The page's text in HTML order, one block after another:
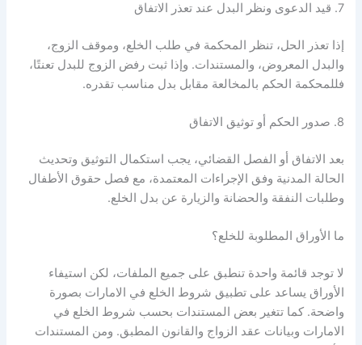
7. قيد الدعوى ونظر البدل عند تعذر الاتفاق
إذا تعذر الحل، تنظر المحكمة في طلب الخلع، وموقف الزوج،
والبدل المعروض، والمستندات. وإذا ثبت رفض الزوج للبدل تعنتًا،
فللمحكمة الحكم بالمخالعة مقابل بدل مناسب تقدره.
8. صدور الحكم أو توثيق الاتفاق
بعد الاتفاق أو الفصل القضائي، يجب استكمال التوثيق وتحديث
الحالة المدنية وفق الإجراءات المعتمدة، مع فصل حقوق الأطفال
وطلبات النفقة والحضانة والزيارة عن بدل الخلع.
ما الأوراق المطلوبة للخلع؟
لا توجد قائمة واحدة تنطبق على جميع الملفات، لكن استيفاء
الأوراق يساعد على تطبيق شروط الخلع في الامارات بصورة
واضحة. كما تتغير بعض المستندات بحسب شروط الخلع في
الامارات وبيانات عقد الزواج والقانون المطبق. ومن المستندات